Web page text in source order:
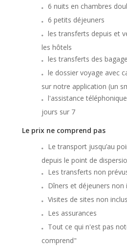
6 nuits en chambres
6 petits déjeuners
les transferts depuis et
les hôtels
les transferts des
le dossier voyage avec
sur notre application (un
l'assistance
jours sur 7
Le prix ne comprend pas
Le transport jusqu’au
depuis le point de
Les transferts non
Dîners et déjeuners
Visites de sites non
Les assurances
Tout ce qui n'est pas
comprend"